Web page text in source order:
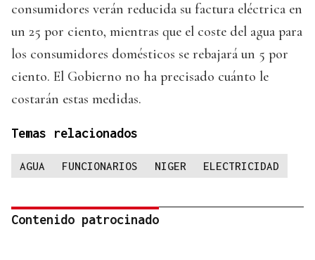
consumidores verán reducida su factura eléctrica en
un 25 por ciento, mientras que el coste del agua para
los consumidores domésticos se rebajará un 5 por
ciento. El Gobierno no ha precisado cuánto le
costarán estas medidas.
Temas relacionados
AGUA FUNCIONARIOS NIGER ELECTRICIDAD
Contenido patrocinado